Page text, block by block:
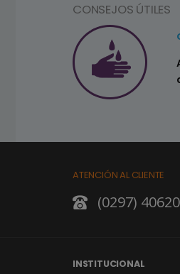
CONSEJOS ÚTILES
ATENCIÓN AL CLIENTE
(0297)
INSTITUCIONAL